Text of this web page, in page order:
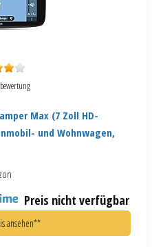
Max (7 Zoll HD-
und Wohnwagen,
Preis nicht verfügbar
ansehen**